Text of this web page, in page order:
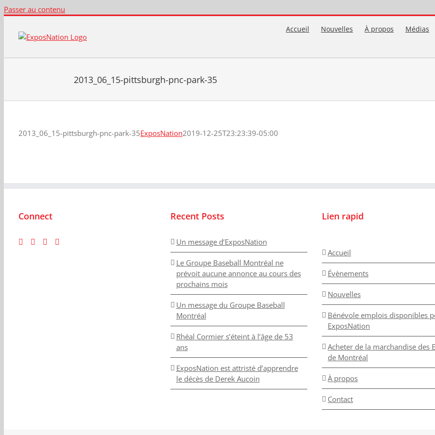
Passer au contenu
Accueil Nouvelles À propos Médias
2013_06_15-pittsburgh-pnc-park-35
2013_06_15-pittsburgh-pnc-park-35ExposNation2019-12-25T23:23:39-05:00
Connect Recent Posts
Un message d’ExposNation
Le Groupe Baseball Montréal ne
prévoit aucune annonce au cours des
prochains mois
Un message du Groupe Baseball
Montréal
Rhéal Cormier s’éteint à l’âge de 53
ans
ExposNation est attristé d’apprendre
le décès de Derek Aucoin
Lien rapid
Accueil
Évènements
Nouvelles
Bénévole emplois disponibles
ExposNation
Acheter de la marchandise des
de Montréal
À propos
Contact